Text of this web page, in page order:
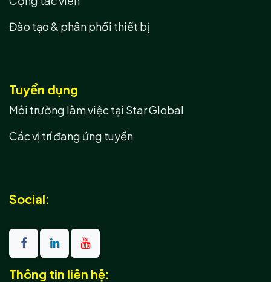
Thông tin liên hệ:
Social:
Đào tạo & phân phối thiết bị
Tuyển dụng
Môi trường làm việc tại Star Global
Các vị trí đang ứng tuyển